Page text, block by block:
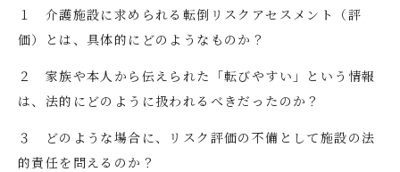
１ 介護施設に求められる転倒リスクアセスメント（評
価）とは、具体的にどのようなものか？
２ 家族や本人から伝えられた「転びやすい」という情報
は、法的にどのように扱われるべきだったのか？
３ どのような場合に、リスク評価の不備として施設の法
的責任を問えるのか？